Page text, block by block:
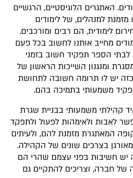
האתגרים הלוגיסטיים, הרגשיים
מזמנת למנהלים, של לימודים
לימודית, הם רבים ומורכבים.
מחייב אותנו לחשוב בכל פעם
לבתי הספר תפקיד חשוב בזמני
ומנגנון השייכות הראשון של
יש לו תרומה חשובה לתחושת
משמעותי בתמיכה בהם.
קהילתי משמעותי בבניית שגרת
לאבות ולאימהות לפעול ולתפקד
המאתגרת מזמנת להם, ולעיתים
בצרכים שונים של הקהילה.
יש חשיבות בפני עצמם שהרי הם
של חברה, וצריכים להתקיים גם